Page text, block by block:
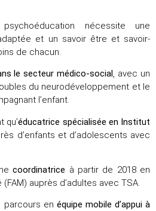
psychoéducation nécessite une
et un savoir être et savoir-
de chacun.
le secteur médico-social, avec un
du neurodéveloppement et le
l’enfant.
qu’éducatrice spécialisée en Institut
d’enfants et d’adolescents avec
coordinatrice à partir de 2018 en
auprès d’adultes avec TSA.
parcours en équipe mobile d’appui à